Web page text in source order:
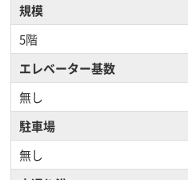
規模
5階
エレベーター基数
無し
駐車場
無し